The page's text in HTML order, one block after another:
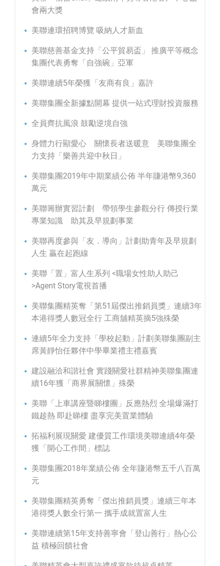
會兩大獎
美聯連環招聘博覽 吸納人才新血
美聯慈善基金支持「公平貿易盃」 推廣平等概念
集團代表勇奪「自強碗」亞軍
美聯連續5年榮獲「友商有良」嘉許
美聯集團全新據點開幕 提供一站式理財投資服務
全員齊抗風浪 鼓勵逆境自強
身體力行顯愛心 關懷長者送暖意 美聯集團全
力支持「樂善共迎中秋日」
美聯集團2019年中期業績公佈 半年賺港幣9,360
萬元
美聯籌辦實習計劃 帶領學生參觀分行 傳授行業
專業知識 助其及早規劃事業
美聯再度參與「友．導向」計劃助青年及早規劃
人生 贏在起跑線
美聯「置」富人生系列 <職場女性助人助己
>Agent Story電視首播
美聯集團精英奪「第51屆傑出推銷員獎」連續3年
本港得獎人數冠全行 工商舖精英摘5強殊榮
連續5年全力支持「學校起動」計劃美聯集團副主
席黃靜怡任夥伴中學畢業禮主禮嘉賓
建設融洽和諧社會 實踐關愛社群精神美聯集團連
續16年獲「商界展關懷」殊榮
美聯「上車講座暨睇樓團」反應熱烈 全場爆滿打
鐵趁熱 即赴睇樓 盡享完美置業體驗
拓福利展現關愛 建優質工作環境美聯連續4年榮
獲「開心工作間」標誌
美聯集團2018年業績公佈 全年賺港幣五千八百萬
元
美聯集團精英勇奪「傑出推銷員獎」連續三年本
港得獎人數全行第一 攜手成就置富人生
美聯連續第15年支持善寧會「登山善行」熱心公
益 積極回饋社會